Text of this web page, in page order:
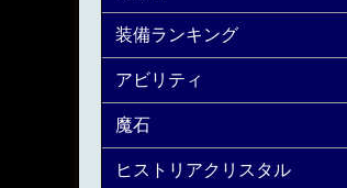
装備ランキング
アビリティ
魔石
ヒストリアクリスタル